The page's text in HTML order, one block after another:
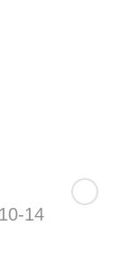
14